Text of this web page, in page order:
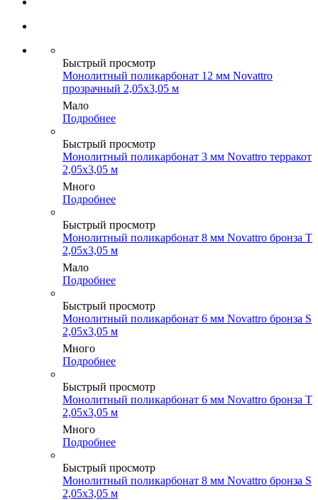
Быстрый просмотр
Монолитный поликарбонат 12 мм Novattro
прозрачный 2,05х3,05 м
Мало
Подробнее
Быстрый просмотр
Монолитный поликарбонат 3 мм Novattro терракот
2,05х3,05 м
Много
Подробнее
Быстрый просмотр
Монолитный поликарбонат 8 мм Novattro бронза Т
2,05х3,05 м
Мало
Подробнее
Быстрый просмотр
Монолитный поликарбонат 6 мм Novattro бронза S
2,05х3,05 м
Много
Подробнее
Быстрый просмотр
Монолитный поликарбонат 6 мм Novattro бронза Т
2,05х3,05 м
Много
Подробнее
Быстрый просмотр
Монолитный поликарбонат 8 мм Novattro бронза S
2,05х3,05 м